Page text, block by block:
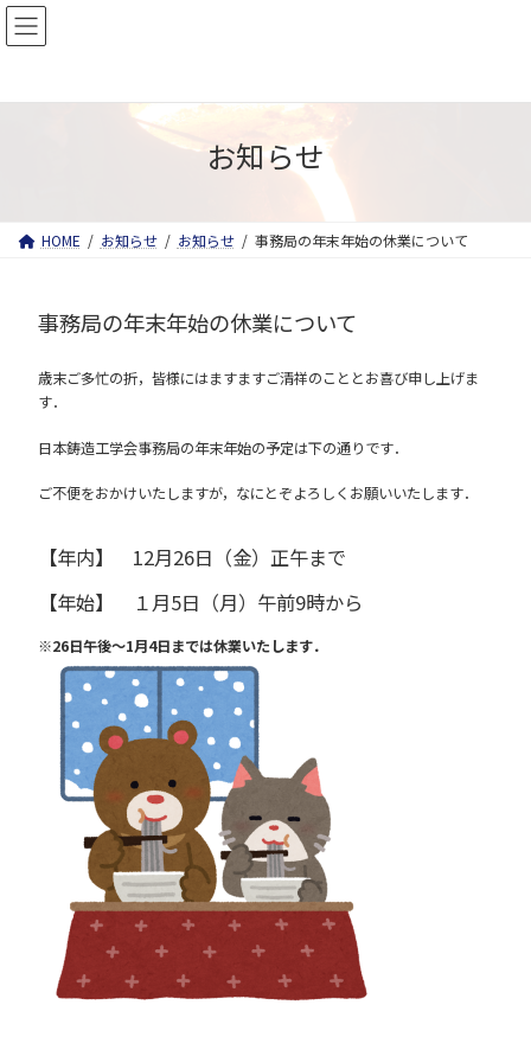
コ
テ
ナ
ゲ
お知らせ
HOME お知らせ お知らせ 事務局の年末年始の休業について
事務局の年末年始の休業について
歳末ご多忙の折，皆様にはますますご清祥のこととお喜び申し上げま
す．
日本鋳造工学会事務局の年末年始の予定は下の通りです．
ご不便をおかけいたしますが，なにとぞよろしくお願いいたします．
【年内】 12月26日（金）正午まで
【年始】 １月5日（月）午前9時から
※26日午後～1月4日までは休業いたします．